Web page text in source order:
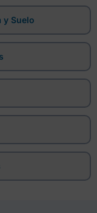
y Suelo